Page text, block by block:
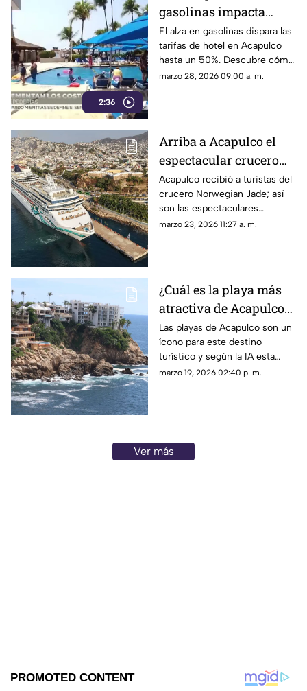
2:36
gasolinas impacta
tarifas hoteleras en
Acapulco para Semana
Santa
El alza en gasolinas dispara las
tarifas de hotel en Acapulco
hasta un 50%. Descubre cómo
afecta esto a tus vacaciones
marzo 28, 2026 09:00 a. m.
Arriba a Acapulco el
espectacular crucero
Norwegian Jade
Acapulco recibió a turistas del
crucero Norwegian Jade; así
son las espectaculares
características de este navío.
marzo 23, 2026 11:27 a. m.
¿Cuál es la playa más
atractiva de Acapulco?
Esta es la mejor
elección de la IA
Las playas de Acapulco son un
ícono para este destino
turístico y según la IA esta
estas son las mejores.
marzo 19, 2026 02:40 p. m.
Ver más